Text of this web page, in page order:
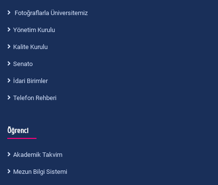
Fotoğraflarla Üniversitemiz
Yönetim Kurulu
Kalite Kurulu
Senato
İdari Birimler
Telefon Rehberi
Öğrenci
Akademik Takvim
Mezun Bilgi Sistemi